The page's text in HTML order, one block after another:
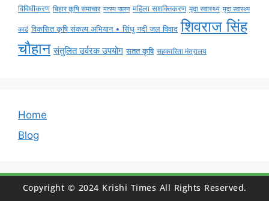
विविधीकरण बिहार कृषि समाचार मत्स्य पालन महिला सशक्तिकरण मृदा स्वास्थ्य मृदा स्वास्थ्य
कार्ड विकसित कृषि संकल्प अभियान • सिंधु नदी जल विवाद शिवराज सिंह
चौहान संतुलित उर्वरक उपयोग सतत कृषि सहकारिता मंत्रालय
Home
Blog
Copyright © 2024 Krishi Times All Rights Reserved.